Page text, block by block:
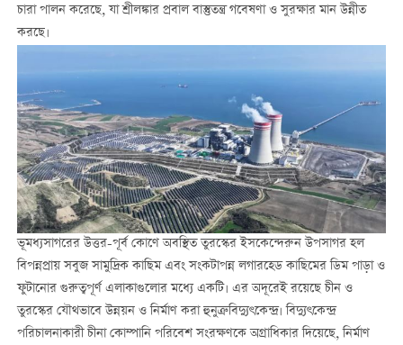
চারা পালন করেছে, যা শ্রীলঙ্কার প্রবাল বাস্তুতন্ত্র গবেষণা ও সুরক্ষার মান উন্নীত
করছে।
ভূমধ্যসাগরের উত্তর-পূর্ব কোণে অবস্থিত তুরস্কের ইসকেন্দেরুন উপসাগর হল
বিপন্নপ্রায় সবুজ সামুদ্রিক কাছিম এবং সংকটাপন্ন লগারহেড কাছিমের ডিম পাড়া ও
ফুটানোর গুরুত্বপূর্ণ এলাকাগুলোর মধ্যে একটি। এর অদূরেই রয়েছে চীন ও
তুরস্কের যৌথভাবে উন্নয়ন ও নির্মাণ করা হুনুত্রু বিদ্যুৎকেন্দ্র। বিদ্যুৎকেন্দ্র
পরিচালনাকারী চীনা কোম্পানি পরিবেশ সংরক্ষণকে অগ্রাধিকার দিয়েছে, নির্মাণ